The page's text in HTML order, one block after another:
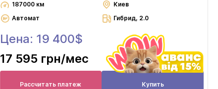
187000 км
Киев
Автомат
Гибрид, 2.0
Цена: 19 400$
17 595 грн/мес
Рассчитать платеж Купить